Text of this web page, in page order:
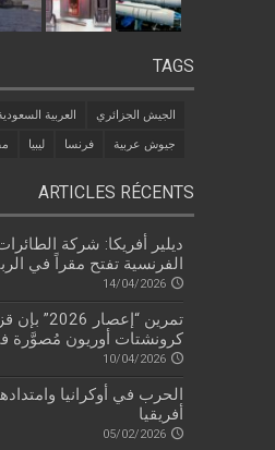
TAGS
الجيش الجزائري العربية
جيوش عربية فرنسا ليبيا
ARTICLES RÉCENTS
ديلير أفريكا: شركة
الفرنسية تفتح مقراً في
14/04/2026
تمرين “إعصار
كرونشتات أوريون مُصوَّرة
10/04/2026
الحرب في أوكرانيا
أفريقيا
05/02/2026